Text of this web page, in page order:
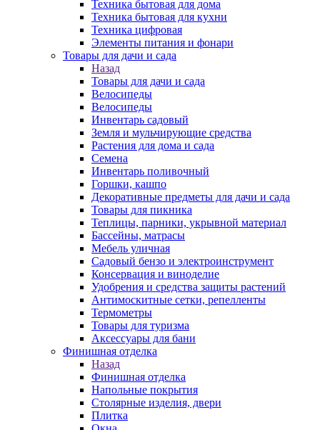
Техника бытовая для дома
Техника бытовая для кухни
Техника цифровая
Элементы питания и фонари
Товары для дачи и сада
Назад
Товары для дачи и сада
Велосипеды
Велосипеды
Инвентарь садовый
Земля и мульчирующие средства
Растения для дома и сада
Семена
Инвентарь поливочный
Горшки, кашпо
Декоративные предметы для дачи и сада
Товары для пикника
Теплицы, парники, укрывной материал
Бассейны, матрасы
Мебель уличная
Садовый бензо и электроинструмент
Консервация и виноделие
Удобрения и средства защиты растений
Антимоскитные сетки, репелленты
Термометры
Товары для туризма
Аксессуары для бани
Финишная отделка
Назад
Финишная отделка
Напольные покрытия
Столярные изделия, двери
Плитка